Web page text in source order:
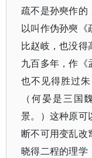
疏不是孙奭作的
以叫作伪孙奭《
比赵岐，也没得
九百多年，作《
也不见得胜过
（何晏是三国
景。）这种原可
断不可用变乱改
晓得二程的理学